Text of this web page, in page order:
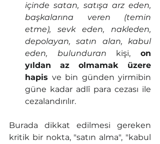
içinde satan, satışa arz eden,
başkalarına veren (temin
etme), sevk eden, nakleden,
depolayan, satın alan, kabul
eden, bulunduran kişi, on
yıldan az olmamak üzere
hapis ve bin günden yirmibin
güne kadar adlî para cezası ile
cezalandırılır.
Burada dikkat edilmesi gereken
kritik bir nokta, "satın alma", "kabul